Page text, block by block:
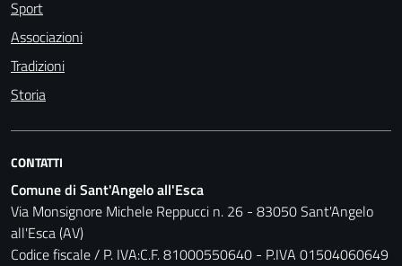
Sport
Associazioni
Tradizioni
Storia
CONTATTI
Comune di Sant'Angelo all'Esca
Via Monsignore Michele Reppucci n. 26 - 83050 Sant'Angelo
all'Esca (AV)
Codice fiscale / P. IVA:C.F. 81000550640 - P.IVA 01504060649